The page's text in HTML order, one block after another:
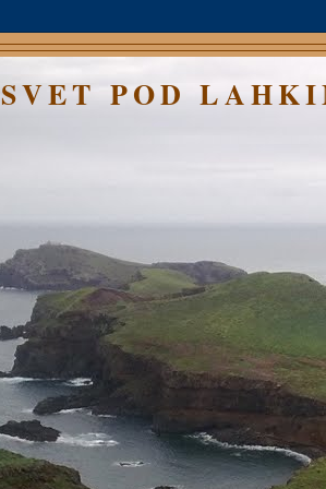
SVET POD